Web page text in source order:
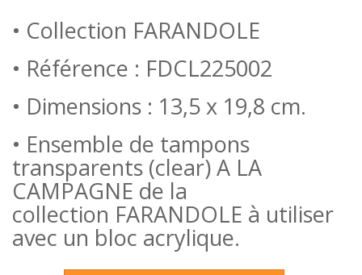
• Collection FARANDOLE
• Référence : FDCL225002
• Dimensions : 13,5 x 19,8 cm.
• Ensemble de tampons
transparents (clear) A LA
CAMPAGNE de la
collection FARANDOLE à utiliser
avec un bloc acrylique.